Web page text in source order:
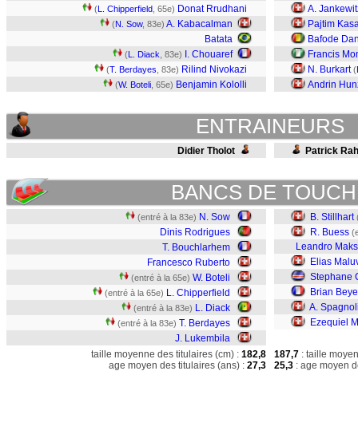
(L. Chipperfield , 65e) Donat Rrudhani
(N. Sow, 83e) A. Kabacalman
Batata
(L. Diack , 83e) I. Chouaref
(T. Berdayes , 83e) Rilind Nivokazi
(W. Boteli , 65e) Benjamin Kololli
A.
Pajtim
Bafode
Francis
N. Burkart (
Andrin
ENTRAINEURS
Didier Tholot Patrick
BANCS DE
(entré à la 83e) N. Sow
Dinis Rodrigues
T. Bouchlarhem
Francesco Ruberto
(entré à la 65e) W. Boteli
(entré à la 65e) L. Chipperfield
(entré à la 83e) L. Diack
(entré à la 83e) T. Berdayes
J. Lukembila
B. Stillhart
R. Buess
Leandro
Elias
Stephane
Brian
A.
Ezequiel
taille moyenne des titulaires (cm) : 182,8
age moyen des titulaires (ans) : 27,3
187,7 : taille
25,3 : age moyen